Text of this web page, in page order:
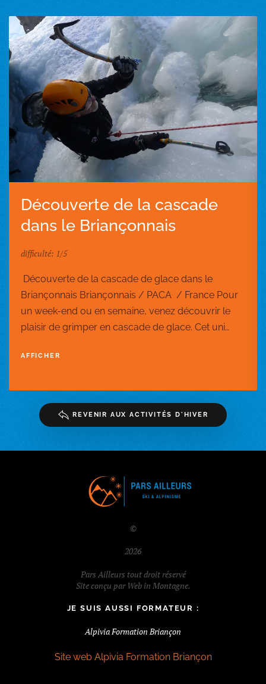
Découverte de la cascade
dans le Briançonnais
difficulté: 1/5
Découverte de la cascade de glace dans le
Briançonnais Briançonnais / PACA / France Pour
un week-end ou en semaine, venez découvrir le
plaisir de grimper en cascade de glace. Cet uni…
AFFICHER
REVENIR AUX ACTIVITÉS D'HIVER
©
2026
Pars Ailleurs tout droit réservé
Site conçu parWeb in Montagne.
JE SUIS AUSSI FORMATEUR :
Alpivia Formation Briançon
Site web Alpivia Formation Briançon